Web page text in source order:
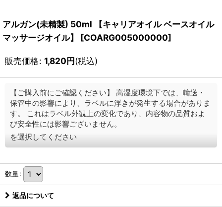
アルガン(未精製) 50ml 【キャリアオイル ベースオイル
マッサージオイル】
[COARG005000000]
販売価格: 1,820円(税込)
【ご購入前にご確認ください】 高湿度環境下では、輸送・
保管中の影響により、ラベルに浮きが発生する場合がありま
す。 これはラベル外観上の変化であり、内容物の品質およ
び安全性には影響ございません。
を選択してください
数量:
返品について